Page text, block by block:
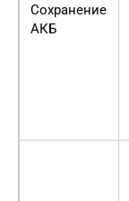
Сохранение
АКБ